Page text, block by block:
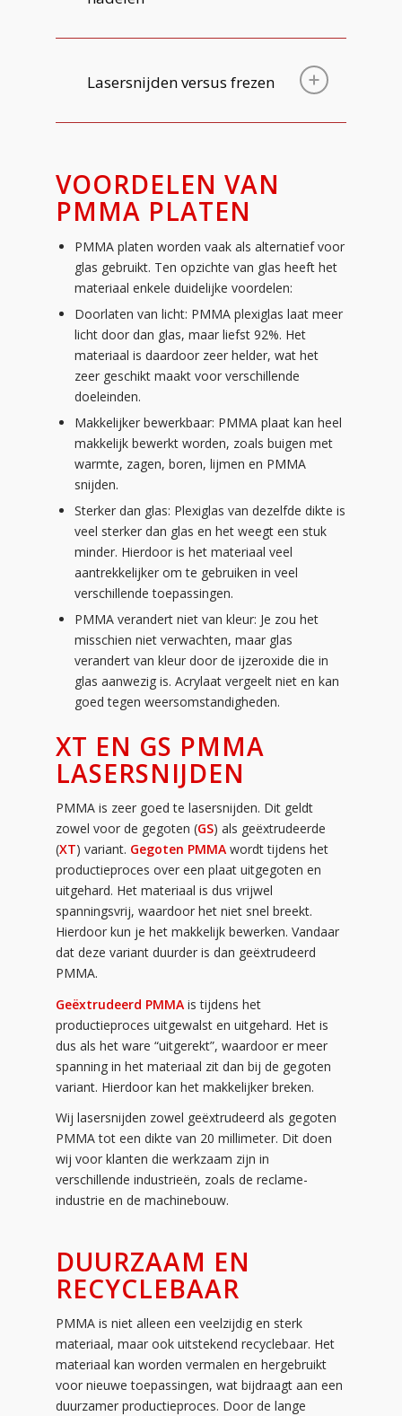
Lasersnijden versus frezen
VOORDELEN VAN
PMMA PLATEN
PMMA platen worden vaak als alternatief voor
glas gebruikt. Ten opzichte van glas heeft het
materiaal enkele duidelijke voordelen:
Doorlaten van licht: PMMA plexiglas laat meer
licht door dan glas, maar liefst 92%. Het
materiaal is daardoor zeer helder, wat het
zeer geschikt maakt voor verschillende
doeleinden.
Makkelijker bewerkbaar: PMMA plaat kan heel
makkelijk bewerkt worden, zoals buigen met
warmte, zagen, boren, lijmen en PMMA
snijden.
Sterker dan glas: Plexiglas van dezelfde dikte is
veel sterker dan glas en het weegt een stuk
minder. Hierdoor is het materiaal veel
aantrekkelijker om te gebruiken in veel
verschillende toepassingen.
PMMA verandert niet van kleur: Je zou het
misschien niet verwachten, maar glas
verandert van kleur door de ijzeroxide die in
glas aanwezig is. Acrylaat vergeelt niet en kan
goed tegen weersomstandigheden.
XT EN GS PMMA
LASERSNIJDEN
PMMA is zeer goed te lasersnijden. Dit geldt
zowel voor de gegoten (GS) als geëxtrudeerde
(XT) variant. Gegoten PMMA wordt tijdens het
productieproces over een plaat uitgegoten en
uitgehard. Het materiaal is dus vrijwel
spanningsvrij, waardoor het niet snel breekt.
Hierdoor kun je het makkelijk bewerken. Vandaar
dat deze variant duurder is dan geëxtrudeerd
PMMA.
Geëxtrudeerd PMMA is tijdens het
productieproces uitgewalst en uitgehard. Het is
dus als het ware “uitgerekt”, waardoor er meer
spanning in het materiaal zit dan bij de gegoten
variant. Hierdoor kan het makkelijker breken.
Wij lasersnijden zowel geëxtrudeerd als gegoten
PMMA tot een dikte van 20 millimeter. Dit doen
wij voor klanten die werkzaam zijn in
verschillende industrieën, zoals de reclame-
industrie en de machinebouw.
DUURZAAM EN
RECYCLEBAAR
PMMA is niet alleen een veelzijdig en sterk
materiaal, maar ook uitstekend recyclebaar. Het
materiaal kan worden vermalen en hergebruikt
voor nieuwe toepassingen, wat bijdraagt aan een
duurzamer productieproces. Door de lange